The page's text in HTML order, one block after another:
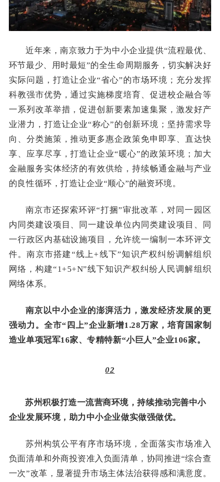
近年来，南京致力于为中小企业提供“流程最优、
环节最少、用时最短”的全生命周期服务，切实解决好
实际问题，打造让企业“省心”的市场环境；充分发挥
科教强市优势，通过实施梯度培育、促进校企融合等
一系列改革举措，促进创新要素加速集聚，激发好产
业潜力，打造让企业“称心”的创新环境；坚持需求导
向、分类施策，推动更多惠企政策免申即享、直达快
享、应享尽享，打造让企业“暖心”的政策环境；加大
金融服务实体经济的有效供给，持续畅通金融与产业
的良性循环，打造让企业“顺心”的融资环境。
南京市还探索环评“打捆”审批改革，对同一园区
内同类建设项目、同一建设单位内同类建设项目、同
一行政区内基础设施项目，允许统一编制一本环评文
件。南京市搭建“线上+线下”知识产权纠纷调解组织
网络，构建“1+5+N”线下知识产权纠纷人民调解组织
网络体系。
南京以中小企业的澎湃活力，激发经济发展的更
强动力。全市“四上”企业新增1.28万家，培育国家制
造业单项冠军16家、专精特新“小巨人”企业106家。
02
苏州积极打造一流营商环境，持续推动完善中小
企业发展环境，助力中小企业做实做强做优。
苏州构筑公平有序市场环境，全面落实市场准入
负面清单和外商投资准入负面清单，协同推进“综合查
一次”改革，显著提升市场主体法治获得感和满意度。